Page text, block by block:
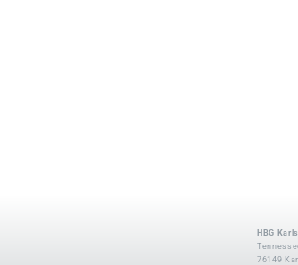
HBG
76149